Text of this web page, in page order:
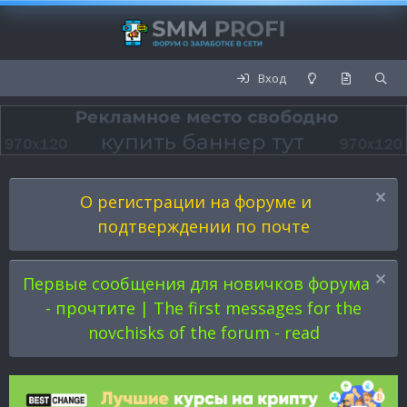
Вход
О регистрации на форуме и
подтверждении по почте
Первые сообщения для новичков форума
- прочтите | The first messages for the
novchisks of the forum - read